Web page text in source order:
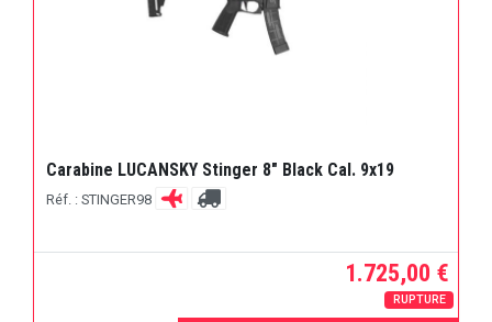
Carabine LUCANSKY Stinger 8" Black Cal. 9x19
Réf. : STINGER98
1.725,00 €
RUPTURE